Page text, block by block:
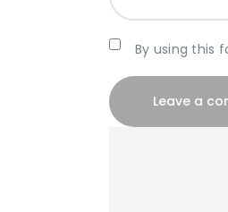
By using this